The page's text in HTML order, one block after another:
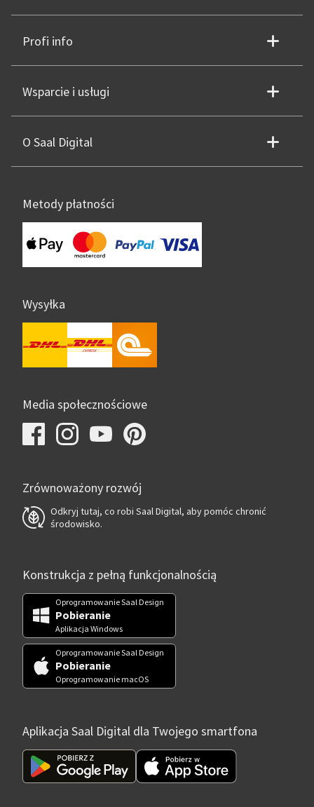
Profi info
Wsparcie i usługi
O Saal Digital
Metody płatności
Wysyłka
Media społecznościowe
Zrównoważony rozwój
Odkryj tutaj, co robi Saal Digital, aby pomóc chronić
środowisko.
Konstrukcja z pełną funkcjonalnością
Oprogramowanie Saal Design
Pobieranie
Aplikacja Windows
Oprogramowanie Saal Design
Pobieranie
Oprogramowanie macOS
Aplikacja Saal Digital dla Twojego smartfona